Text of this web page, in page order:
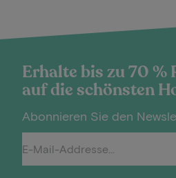
Erhalte bis zu 70 %
auf die schönsten
Abonnieren Sie den